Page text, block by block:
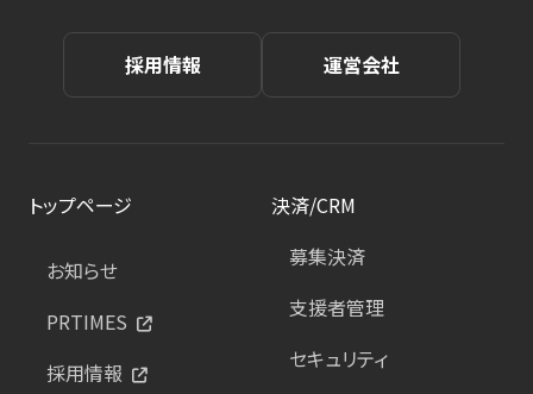
採用情報 運営会社
トップページ
お知らせ
PRTIMES
採用情報
決済/CRM
募集決済
支援者管理
セキュリティ